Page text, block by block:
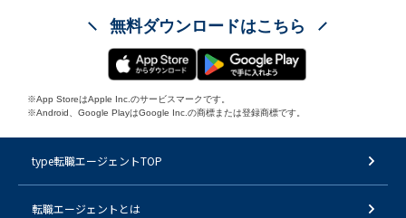
無料ダウンロードはこちら
※App StoreはApple Inc.のサービスマークです。
※Android、Google PlayはGoogle Inc.の商標または登録商標です。
type転職エージェントTOP
転職エージェントとは